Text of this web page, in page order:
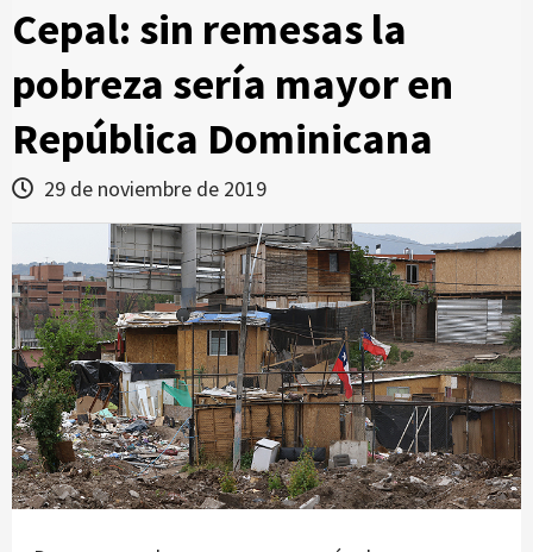
Cepal: sin remesas la
pobreza sería mayor en
República Dominicana
29 de noviembre de 2019